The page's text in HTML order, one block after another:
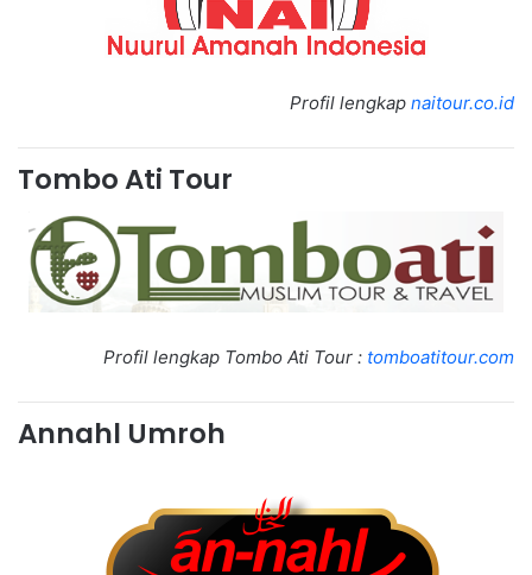
Profil lengkap naitour.co.id
Tombo Ati Tour
Profil lengkap Tombo Ati Tour : tomboatitour.com
Annahl Umroh